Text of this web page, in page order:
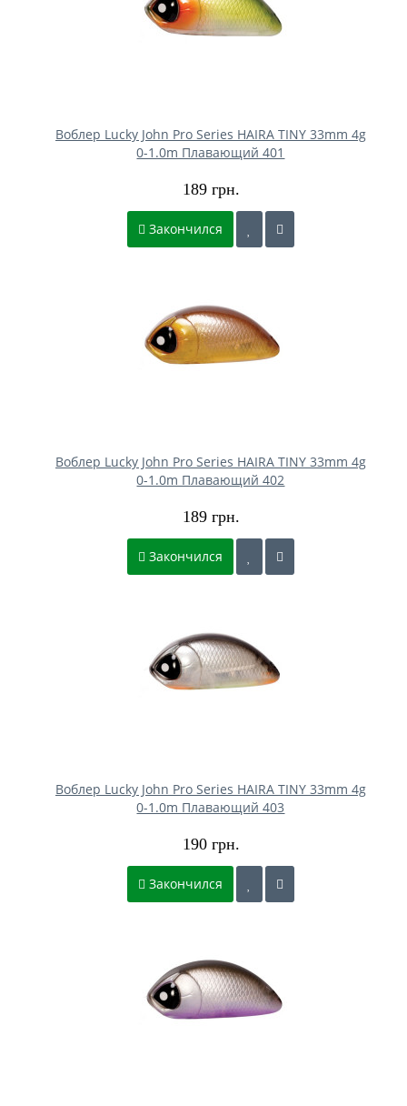
Воблер Lucky John Pro Series HAIRA TINY 33mm 4g
0-1.0m Плавающий 401
189 грн.
Закончился
Воблер Lucky John Pro Series HAIRA TINY 33mm 4g
0-1.0m Плавающий 402
189 грн.
Закончился
Воблер Lucky John Pro Series HAIRA TINY 33mm 4g
0-1.0m Плавающий 403
190 грн.
Закончился